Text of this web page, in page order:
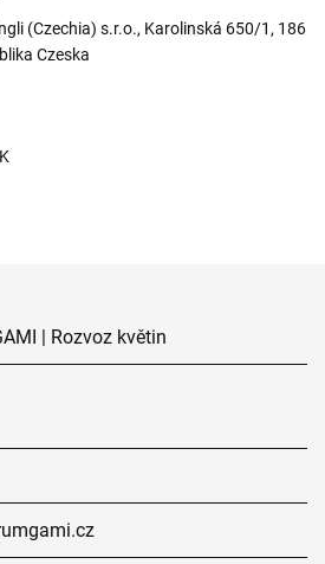
(Czechia) s.r.o., Karolinská 650/1, 186
Czeska
| Rozvoz květin